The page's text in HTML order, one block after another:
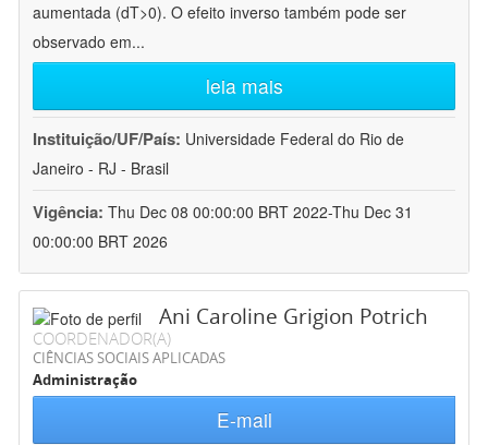
aumentada (dT>0). O efeito inverso também pode ser
observado em...
leia mais
Instituição/UF/País: Universidade Federal do Rio de
Janeiro - RJ - Brasil
Vigência: Thu Dec 08 00:00:00 BRT 2022-Thu Dec 31
00:00:00 BRT 2026
Ani Caroline Grigion Potrich
COORDENADOR(A)
CIÊNCIAS SOCIAIS APLICADAS
Administração
E-mail